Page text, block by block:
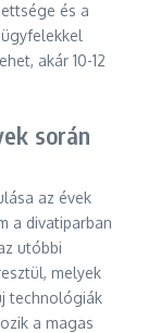
és a
akár 10-12
során
az évek
a divatiparban
utóbbi
melyek
technológiák
a magas